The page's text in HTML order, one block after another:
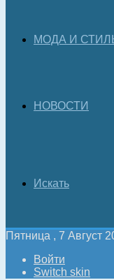
МОДА И
НОВОСТИ
Искать
Пятница , 7 Август
Войти
Switch skin